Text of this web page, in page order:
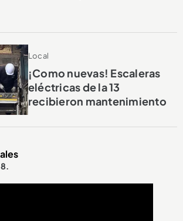
Local
¡Como nuevas! Escaleras
eléctricas de la 13
recibieron mantenimiento